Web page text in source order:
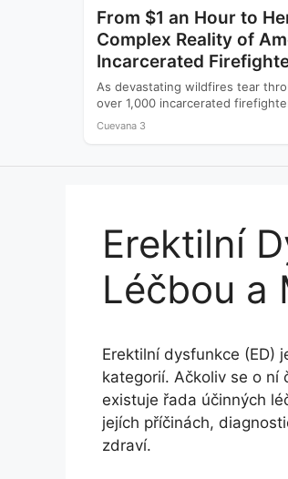
From $1 an Hour to
Complex Reality of
Incarcerated
As devastating wildfires tear
over 1,000 incarcerated
as little as…
Cuevana 3
Erektilní
Léčbou a
Erektilní dysfunkce (ED)
kategorií. Ačkoliv se o ní
existuje řada účinných
jejích příčinách,
zdraví.